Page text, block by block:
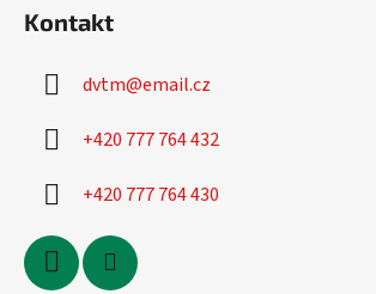
Kontakt
dvtm@email.cz
+420 777 764 432
+420 777 764 430